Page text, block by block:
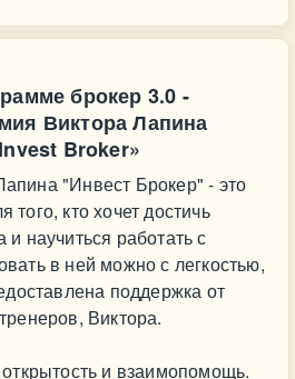
брокер 3.0 -
Виктора Лапина
Broker»
"Инвест Брокер" - это
кто хочет достичь
научиться работать с
в ней можно с легкостью,
поддержка от
Виктора.
и взаимопомощь.